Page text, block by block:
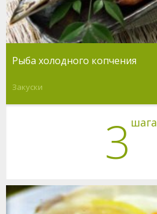
Рыба холодного копчения
Закуски
3 шага